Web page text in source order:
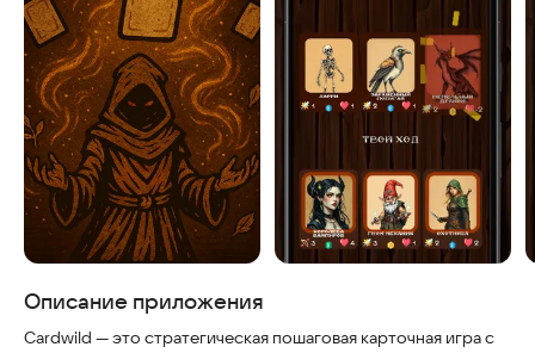
Описание приложения
Cardwild — это стратегическая пошаговая карточная игра с